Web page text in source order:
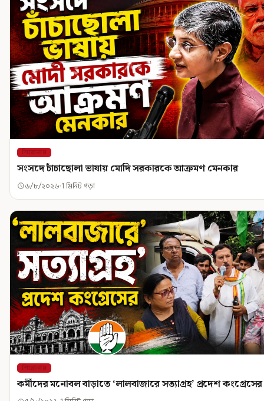
শিরোনাম
সংসদে চাঁচাছোলা ভাষায় মোদি সরকারকে আক্রমণ মেনকার
৬/৮/২০২৬ 1 মিনিট পড়া
শিরোনাম
কর্মীদের মনোবল বাড়াতে ‘লালবাজারে সত্যাগ্রহ’ প্রদেশ কংগ্রেসের